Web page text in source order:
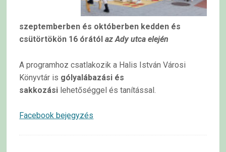
szeptemberben és októberben kedden és
csütörtökön 16 órátólaz Ady utca elején
A programhoz csatlakozik a Halis István Városi
Könyvtár is gólyalábazási és
sakkozási lehetőséggel és tanítással.
Facebook bejegyzés